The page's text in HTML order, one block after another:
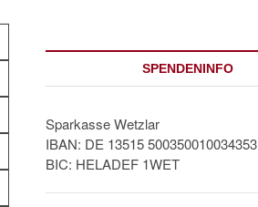
SPENDENINFO
Sparkasse Wetzlar
IBAN: DE 13515 500350010034353
BIC: HELADEF 1WET